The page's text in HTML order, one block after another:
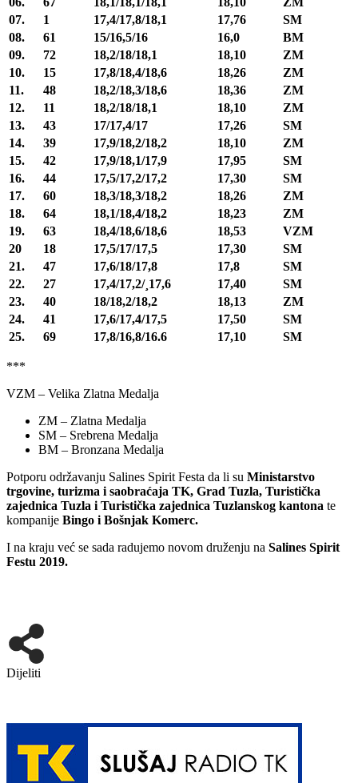
07.
1 17,4/17,8/18,1 17,76
SM
08.
61 15/16,5/16 16,0
BM
09.
72 18,2/18/18,1 18,10
ZM
10.
15 17,8/18,4/18,6 18,26
ZM
11.
48 18,2/18,3/18,6 18,36
ZM
12.
11 18,2/18/18,1 18,10
ZM
13.
43 17/17,4/17 17,26
SM
14.
39 17,9/18,2/18,2 18,10
ZM
15.
42 17,9/18,1/17,9 17,95
SM
16.
44 17,5/17,2/17,2 17,30
SM
17.
60 18,3/18,3/18,2 18,26
ZM
18.
64 18,1/18,4/18,2 18,23
ZM
19.
63 18,4/18,6/18,6 18,53
VZM
20
18 17,5/17/17,5 17,30
SM
21.
47 17,6/18/17,8 17,8
SM
22.
27 17,4/17,2/¸17,6 17,40
SM
23.
40 18/18,2/18,2 18,13
ZM
24.
41 17,6/17,4/17,5 17,50
SM
25.
69 17,8/16,8/16.6 17,10 SM
***
VZM – Velika Zlatna Medalja
ZM – Zlatna Medalja
SM – Srebrena Medalja
BM – Bronzana Medalja
Potporu održavanju Salines Spirit Festa da li su Ministarstvo
trgovine, turizma i saobraćaja TK, Grad Tuzla, Turistička
zajednica Tuzla i Turistička zajednica Tuzlanskog kantona te
kompanije Bingo i Bošnjak Komerc.
I na kraju već se sada radujemo novom druženju na Salines Spirit
Festu 2019.
Dijeliti